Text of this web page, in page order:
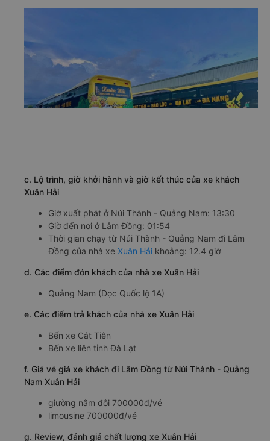
c. Lộ trình, giờ khởi hành và giờ kết thúc của xe khách
Xuân Hải
Giờ xuất phát ở Núi Thành - Quảng Nam: 13:30
Giờ đến nơi ở Lâm Đồng: 01:54
Đồng của nhà xe Xuân Hải khoảng: 12.4 giờ
d. Các điểm đón khách của nhà xe Xuân Hải
Quảng Nam (Dọc Quốc lộ 1A)
Bến xe Cát Tiên
f. Giá vé giá xe khách đi Lâm Đồng từ Núi Thành - Quảng